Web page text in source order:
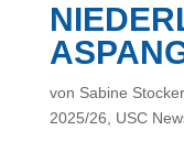
von Sabine Stocker
2025/26
USC